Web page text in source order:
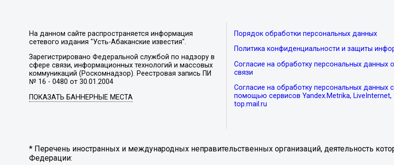
На данном сайте распространяется информация
сетевого издания "Усть-Абаканские известия".
Зарегистрировано Федеральной службой по надзору в
сфере связи, информационных технологий и массовых
коммуникаций (Роскомнадзор). Реестровая запись ПИ
№ 16 - 0480 от 30.01.2004
ПОКАЗАТЬ БАННЕРНЫЕ МЕСТА
Порядок обработки персональных данных
Политика конфиденциальности и защиты
Согласие на обработку персональных данных
связи
Согласие на обработку персональных данных с
помощью сервисов Yandex.Metrika, LiveInternet,
top.mail.ru
* Перечень иностранных и международных неправительственных организаций, деятельность
Федерации: